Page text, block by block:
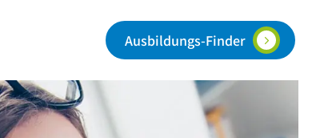
Ausbildungs-Finder